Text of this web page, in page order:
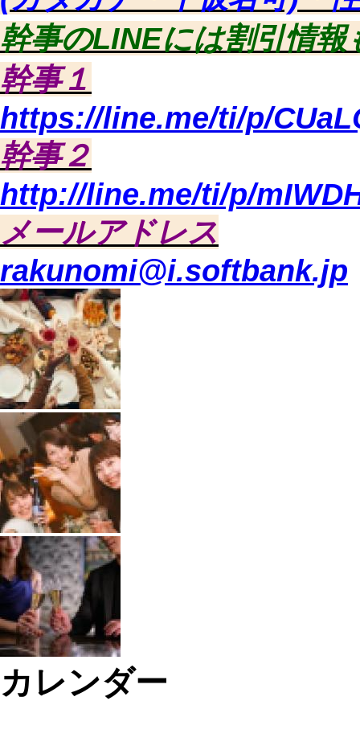
幹事のLINEには割引情
幹事１
https://line.me/ti/p/
幹事２
http://line.me/ti/p/
メールアドレス
rakunomi@i.softbank.jp
カレンダー